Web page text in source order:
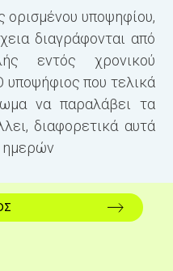
ορισμένου υποψηφίου,
διαγράφονται από
εντός χρονικού
που τελικά
να παραλάβει τα
διαφορετικά αυτά
ημερών